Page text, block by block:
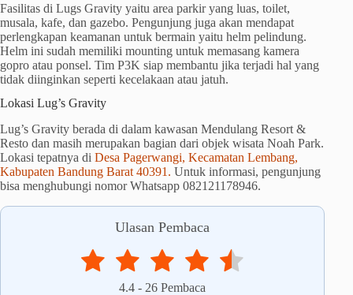
Fasilitas di Lugs Gravity yaitu area parkir yang luas, toilet,
musala, kafe, dan gazebo. Pengunjung juga akan mendapat
perlengkapan keamanan untuk bermain yaitu helm pelindung.
Helm ini sudah memiliki mounting untuk memasang kamera
gopro atau ponsel. Tim P3K siap membantu jika terjadi hal yang
tidak diinginkan seperti kecelakaan atau jatuh.
Lokasi Lug’s Gravity
Lug’s Gravity berada di dalam kawasan Mendulang Resort &
Resto dan masih merupakan bagian dari objek wisata Noah Park.
Lokasi tepatnya di Desa Pagerwangi, Kecamatan Lembang,
Kabupaten Bandung Barat 40391. Untuk informasi, pengunjung
bisa menghubungi nomor Whatsapp 082121178946.
Ulasan Pembaca
4.4 - 26 Pembaca